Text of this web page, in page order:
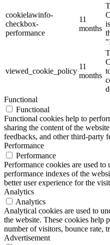
cookielawinfo-
checkbox-
performance
11
months
viewed_cookie_policy
11
months
Functional
Functional
Functional cookies help to
sharing the content of the
feedbacks, and other third-party
Performance
Performance
Performance cookies are used to
performance indexes of the
better user experience for the
Analytics
Analytics
Analytical cookies are used to
the website. These cookies help
number of visitors, bounce rate,
Advertisement